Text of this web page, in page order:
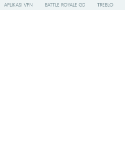
APLIKASI VPN BATTLE ROYALE GD TREBLO